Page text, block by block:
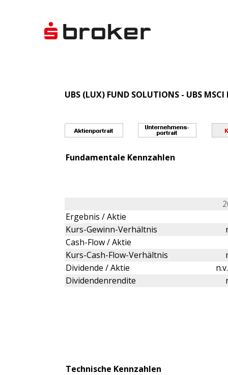
UBS (LUX) FUND SOLUTIONS - UBS MSCI
Fundamentale Kennzahlen
Ergebnis / Aktie
Kurs-Gewinn-Verhältnis
Cash-Flow / Aktie
Kurs-Cash-Flow-Verhältnis
Dividende / Aktie
Dividendenrendite
Technische Kennzahlen